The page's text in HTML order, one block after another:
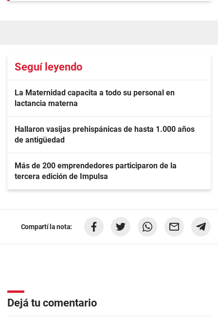
Seguí leyendo
La Maternidad capacita a todo su personal en
lactancia materna
Hallaron vasijas prehispánicas de hasta 1.000 años
de antigüedad
Más de 200 emprendedores participaron de la
tercera edición de Impulsa
Compartí la nota:
Dejá tu comentario